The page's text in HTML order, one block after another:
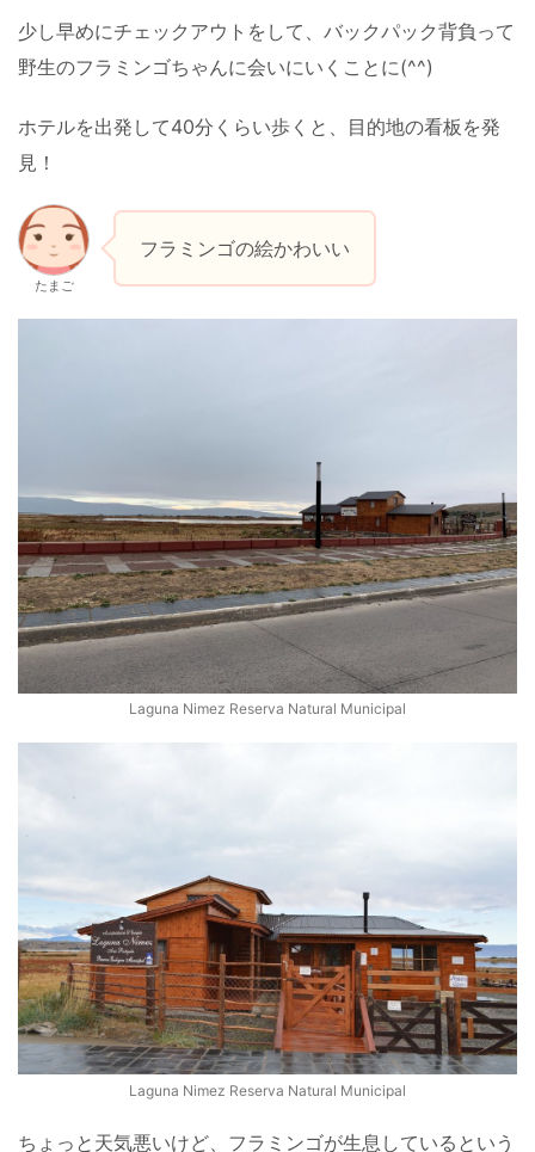
少し早めにチェックアウトをして、バックパック背負って
野生のフラミンゴちゃんに会いにいくことに(^^)
ホテルを出発して40分くらい歩くと、目的地の看板を発
見！
たまご
フラミンゴの絵かわいい
Laguna Nimez Reserva Natural Municipal
Laguna Nimez Reserva Natural Municipal
ちょっと天気悪いけど、フラミンゴが生息しているという